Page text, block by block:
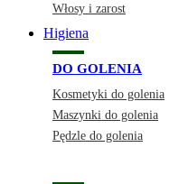
Włosy i zarost
Higiena
DO GOLENIA
Kosmetyki do golenia
Maszynki do golenia
Pędzle do golenia